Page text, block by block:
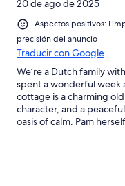
20 de ago de 2025
Aspectos positivos:
precisión del anuncio
Traducir con Google
We’re a Dutch family
spent a wonderful week
cottage is a charming
character, and a
oasis of calm. Pam